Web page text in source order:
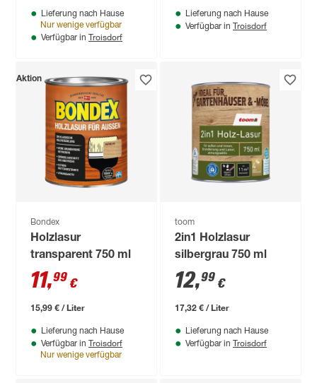
Lieferung nach Hause
Nur wenige verfügbar
Verfügbar in Troisdorf
Lieferung nach Hause
Verfügbar in Troisdorf
Aktion
Bondex
Holzlasur
transparent 750 ml
11,99 €
15,99 € / Liter
Lieferung nach Hause
Verfügbar in Troisdorf
Nur wenige verfügbar
toom
2in1 Holzlasur
silbergrau 750 ml
12,99 €
17,32 € / Liter
Lieferung nach Hause
Verfügbar in Troisdorf